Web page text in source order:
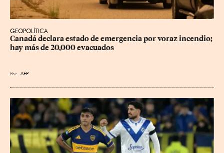
GEOPOLÍTICA
Canadá declara estado de emergencia por voraz incendio;
hay más de 20,000 evacuados
Por AFP